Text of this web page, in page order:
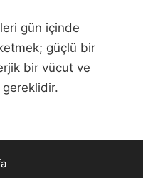
gün içinde
güçlü bir
bir vücut ve
gereklidir.